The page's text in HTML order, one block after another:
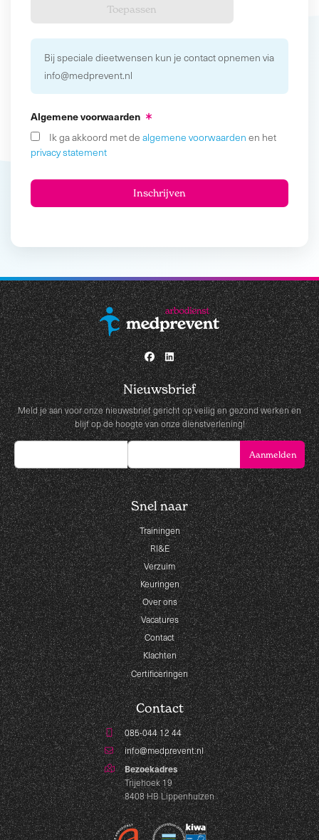
Bij speciale dieetwensen kun je contact opnemen via
info@medprevent.nl
Algemene voorwaarden
Ik ga akkoord met de algemene voorwaarden en het
privacy statement
Nieuwsbrief
Meld je aan voor onze nieuwsbrief gericht op veilig en gezond werken en
blijf op de hoogte van onze dienstverlening!
Snel naar
Trainingen
RI&E
Verzuim
Keuringen
Over ons
Vacatures
Contact
Klachten
Certificeringen
Contact
085-044 12 44
info@medprevent.nl
Bezoekadres
Trijehoek 19
8408 HB Lippenhuizen